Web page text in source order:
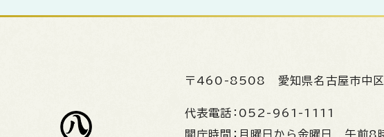
〒460-8508 愛知県名古屋市中
代表電話： 052-961-1111
開庁時間： 月曜日から金曜日 午前8